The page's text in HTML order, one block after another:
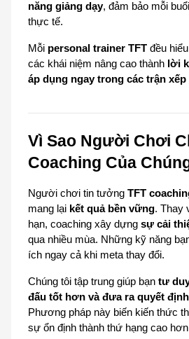
năng giảng dạy, đảm bảo mỗi
thực tế.
Mỗi personal trainer TFT đều
các khái niệm nâng cao thành lời
áp dụng ngay trong các trận xếp
Vì Sao Người Chơi
Coaching Của
Người chơi tin tưởng TFT
mang lại kết quả bền vững. Thay
hạn, coaching xây dựng sự cải
qua nhiều mùa. Những kỹ năng
ích ngay cả khi meta thay đổi.
Chúng tôi tập trung giúp bạn tư
đấu tốt hơn và đưa ra quyết
Phương pháp này biến kiến thức
sự ổn định thành thứ hạng cao